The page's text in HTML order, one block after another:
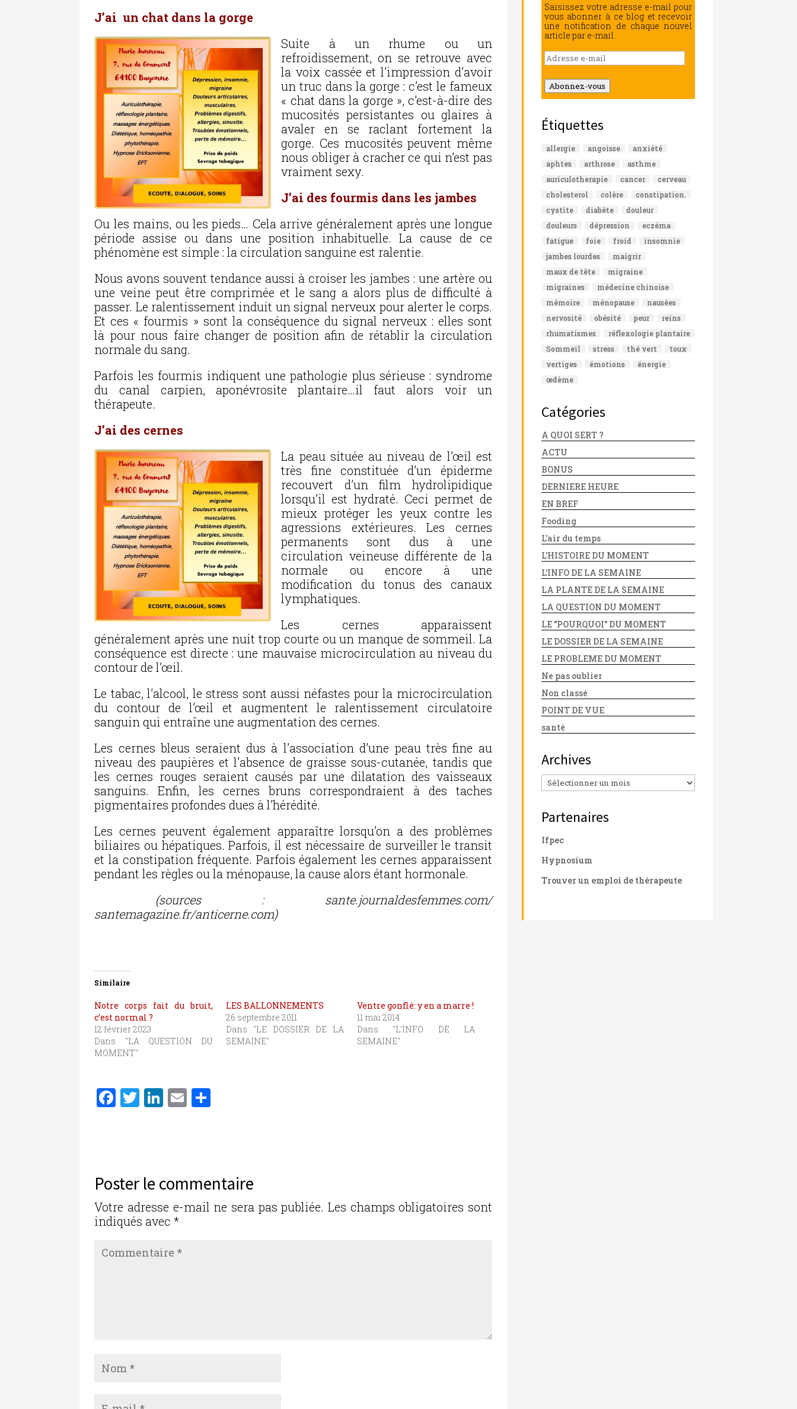
J’ai un chat dans la gorge
Suite à un rhume ou un
refroidissement, on se retrouve avec
la voix cassée et l’impression d’avoir
un truc dans la gorge : c’est le fameux
« chat dans la gorge », c’est-à-dire des
mucosités persistantes ou glaires à
avaler en se raclant fortement la
gorge. Ces mucosités peuvent même
nous obliger à cracher ce qui n’est pas
vraiment sexy.
J’ai des fourmis dans les jambes
Ou les mains, ou les pieds… Cela arrive généralement après une longue
période assise ou dans une position inhabituelle. La cause de ce
phénomène est simple : la circulation sanguine est ralentie.
Nous avons souvent tendance aussi à croiser les jambes : une artère ou
une veine peut être comprimée et le sang a alors plus de difficulté à
passer. Le ralentissement induit un signal nerveux pour alerter le corps.
Et ces « fourmis » sont la conséquence du signal nerveux : elles sont
là pour nous faire changer de position afin de rétablir la circulation
normale du sang.
Parfois les fourmis indiquent une pathologie plus sérieuse : syndrome
du canal carpien, aponévrosite plantaire…il faut alors voir un
thérapeute.
J’ai des cernes
La peau située au niveau de l’œil est
très fine constituée d’un épiderme
recouvert d’un film hydrolipidique
lorsqu’il est hydraté. Ceci permet de
mieux protéger les yeux contre les
agressions extérieures. Les cernes
permanents sont dus à une
circulation veineuse différente de la
normale ou encore à une
modification du tonus des canaux
lymphatiques.
Les cernes apparaissent
généralement après une nuit trop courte ou un manque de sommeil. La
conséquence est directe : une mauvaise microcirculation au niveau du
contour de l’œil.
Le tabac, l’alcool, le stress sont aussi néfastes pour la microcirculation
du contour de l’œil et augmentent le ralentissement circulatoire
sanguin qui entraîne une augmentation des cernes.
Les cernes bleus seraient dus à l’association d’une peau très fine au
niveau des paupières et l’absence de graisse sous-cutanée, tandis que
les cernes rouges seraient causés par une dilatation des vaisseaux
sanguins. Enfin, les cernes bruns correspondraient à des taches
pigmentaires profondes dues à l’hérédité.
Les cernes peuvent également apparaître lorsqu’on a des problèmes
biliaires ou hépatiques. Parfois, il est nécessaire de surveiller le transit
et la constipation fréquente. Parfois également les cernes apparaissent
pendant les règles ou la ménopause, la cause alors étant hormonale.
(sources : sante.journaldesfemmes.com/
santemagazine.fr/anticerne.com)
Similaire
Notre corps fait du bruit,
c’est normal ?
12 février 2023
Dans "LA QUESTION DU
MOMENT"
LES BALLONNEMENTS
26 septembre 2011
Dans "LE DOSSIER DE LA
SEMAINE"
Ventre gonflé: y en a marre !
11 mai 2014
Dans "L'INFO DE LA
SEMAINE"
F
b
o
o
k
T
r
Li
n
E
er
Poster le commentaire
Votre adresse e-mail ne sera pas publiée. Les champs obligatoires sont
indiqués avec*
Saisissez votre adresse e-mail pour
vous abonner à ce blog et recevoir
une notification de chaque nouvel
article par e-mail.
Adresse
e-
mail
Abonnez-vous
Étiquettes
allergie angoisse
anxiété
aphtes
arthrose
asthme
auriculotherapie
cancer
cerveau
cholesterol
colère
constipation.
cystite
diabète
douleur
douleurs
dépression
eczéma
fatigue
foie froid
insomnie
jambes lourdes
maigrir
maux de tête
migraine
migraines
médecine chinoise
mémoire
ménopause
nausées
nervosité
obésité peur
reins
rhumatismes
réflexologie plantaire
Sommeil
stress thé vert
toux
vertiges
émotions
énergie
œdème
Catégories
A QUOI SERT ?
ACTU
BONUS
DERNIERE HEURE
EN BREF
Fooding
L'air du temps
L'HISTOIRE DU MOMENT
L'INFO DE LA SEMAINE
LA PLANTE DE LA SEMAINE
LA QUESTION DU MOMENT
LE "POURQUOI" DU MOMENT
LE DOSSIER DE LA SEMAINE
LE PROBLEME DU MOMENT
Ne pas oublier
Non classé
POINT DE VUE
santé
Archives
Archives
Partenaires
Ifpec
Hypnosium
Trouver un emploi de thérapeute